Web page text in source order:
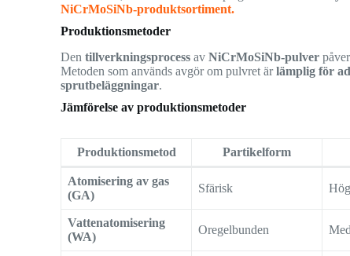
NiCrMoSiNb-produktsortiment.
Produktionsmetoder
Dentillverkningsprocess avNiCrMoSiNb-pulver
Metoden som används avgör om pulvret ärlämplig för
sprutbeläggningar.
Jämförelse av produktionsmetoder
Produktionsmetod Partikelform
Atomisering av gas
(GA)
Sfärisk Hög
Vattenatomisering
(WA)
Oregelbunden